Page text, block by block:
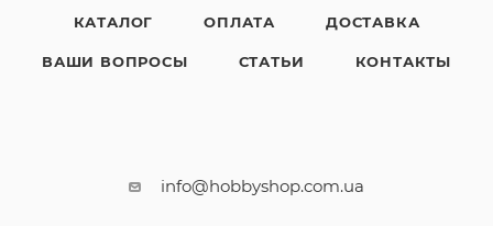
КАТАЛОГ ОПЛАТА ДОСТАВКА
ВАШИ ВОПРОСЫ СТАТЬИ КОНТАКТЫ
info@hobbyshop.com.ua